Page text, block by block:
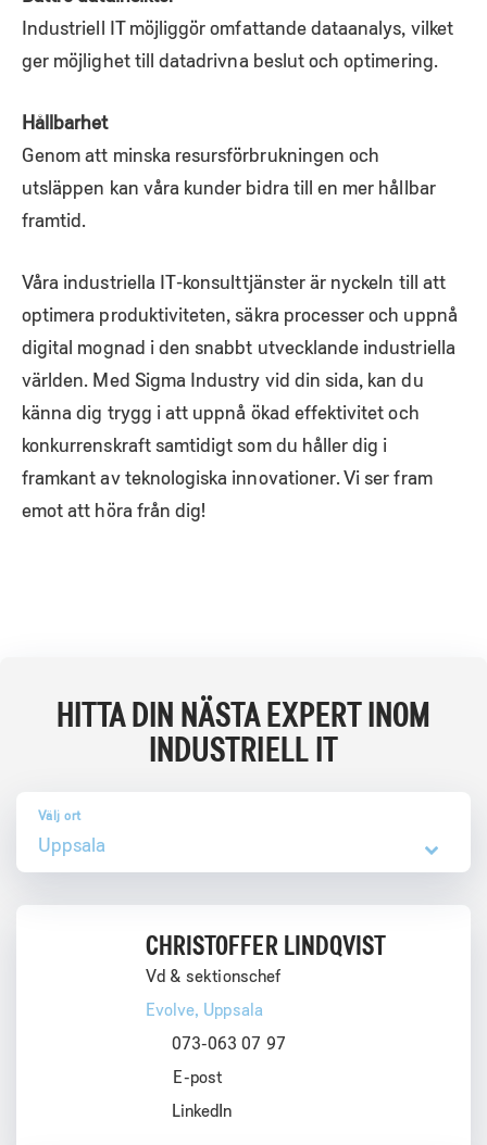
Industriell IT möjliggör omfattande dataanalys, vilket
ger möjlighet till datadrivna beslut och optimering.
Hållbarhet
Genom att minska resursförbrukningen och
utsläppen kan våra kunder bidra till en mer hållbar
framtid.
Våra industriella IT-konsulttjänster är nyckeln till att
optimera produktiviteten, säkra processer och uppnå
digital mognad i den snabbt utvecklande industriella
världen. Med Sigma Industry vid din sida, kan du
känna dig trygg i att uppnå ökad effektivitet och
konkurrenskraft samtidigt som du håller dig i
framkant av teknologiska innovationer. Vi ser fram
emot att höra från dig!
HITTA DIN NÄSTA EXPERT INOM
INDUSTRIELL IT
Uppsala
CHRISTOFFER LINDQVIST
Vd & sektionschef
Evolve, Uppsala
073-063 07 97
LinkedIn